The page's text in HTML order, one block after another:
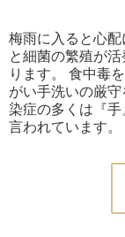
梅雨に入ると心
と細菌の繁殖が
ります。 食中毒
がい手洗いの厳
染症の多くは『
言われています。